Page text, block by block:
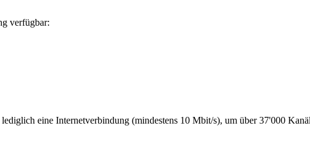
verfügbar:
eine Internetverbindung (mindestens 10 Mbit/s), um über 37'000